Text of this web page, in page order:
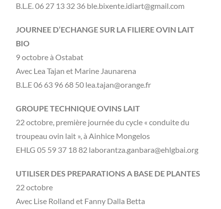
B.L.E. 06 27 13 32 36 ble.bixente.idiart@gmail.com
JOURNEE D’ECHANGE SUR LA FILIERE OVIN LAIT
BIO
9 octobre à Ostabat
Avec Lea Tajan et Marine Jaunarena
B.L.E 06 63 96 68 50 lea.tajan@orange.fr
GROUPE TECHNIQUE OVINS LAIT
22 octobre, première journée du cycle « conduite du
troupeau ovin lait », à Ainhice Mongelos
EHLG 05 59 37 18 82 laborantza.ganbara@ehlgbai.org
UTILISER DES PREPARATIONS A BASE DE PLANTES
22 octobre
Avec Lise Rolland et Fanny Dalla Betta